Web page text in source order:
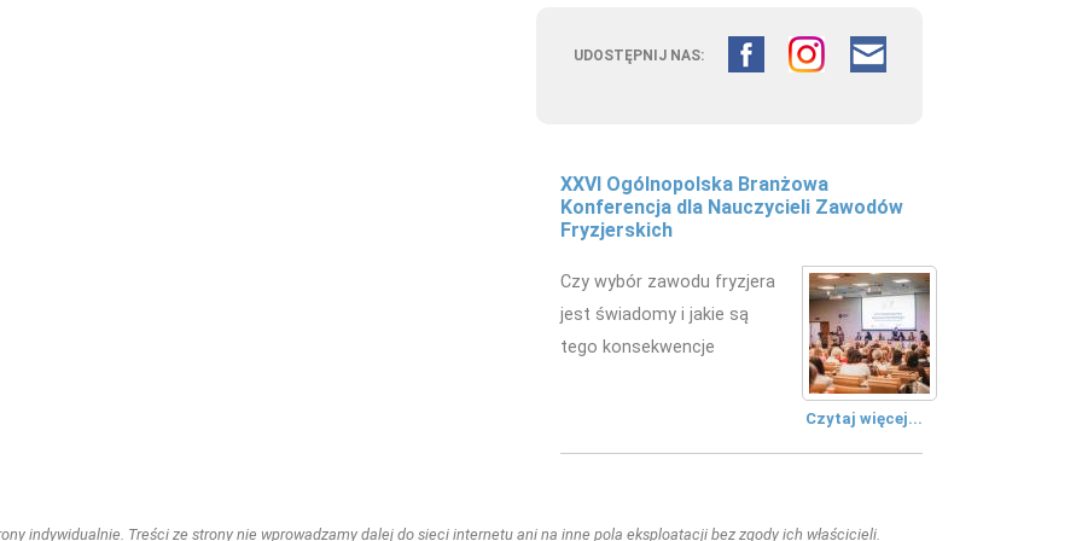
UDOSTĘPNIJ NAS:
XXVI Ogólnopolska Branżowa
Konferencja dla Nauczycieli Zawodów
Fryzjerskich
Czy wybór zawodu fryzjera
jest świadomy i jakie są
tego konsekwencje
Czytaj więcej...
indywidualnie. Treści ze strony nie wprowadzamy dalej do sieci internetu ani na inne pola eksploatacji bez zgody ich właścicieli.